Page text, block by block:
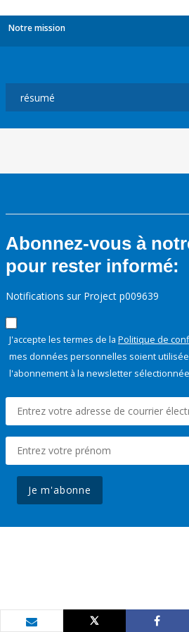
Notre mission
Abonnez-vous à
pour rester informé:
Notifications sur Project p009639
J'accepte les termes de la Politique de
mes données personnelles soient
l'abonnement à la newsletter
Je m'abonne